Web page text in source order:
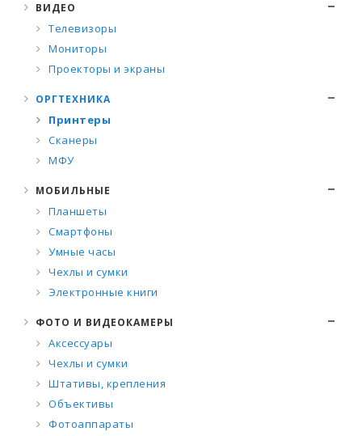
ВИДЕО
Телевизоры
Мониторы
Проекторы и экраны
ОРГТЕХНИКА
Принтеры
Сканеры
МФУ
МОБИЛЬНЫЕ
Планшеты
Смартфоны
Умные часы
Чехлы и сумки
Электронные книги
ФОТО И ВИДЕОКАМЕРЫ
Аксессуары
Чехлы и сумки
Штативы, крепления
Объективы
Фотоаппараты